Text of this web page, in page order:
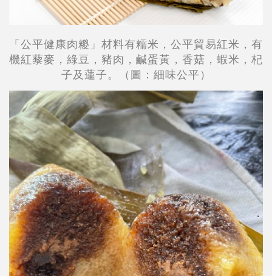
「公平健康肉糉」材料有糯米，公平貿易紅米，有
機紅藜麥，綠豆，豬肉，鹹蛋黃，香菇，蝦米，杞
子及蓮子。（圖：細味公平）